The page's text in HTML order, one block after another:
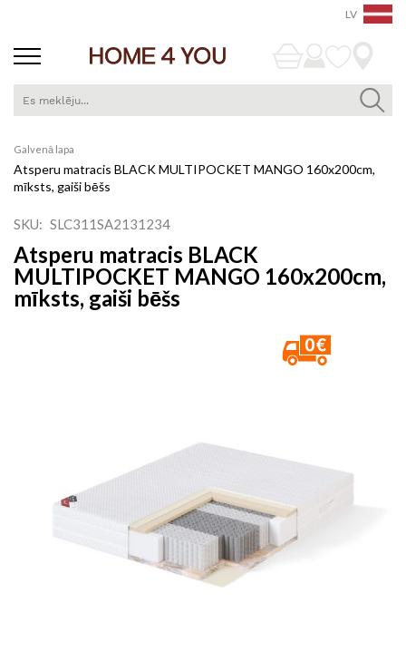
LV
Content
Galvenā lapa
Atsperu matracis BLACK MULTIPOCKET MANGO 160x200cm,
mīksts, gaiši bēšs
SKU SLC311SA2131234
Atsperu matracis BLACK
MULTIPOCKET MANGO 160x200cm,
mīksts, gaiši bēšs